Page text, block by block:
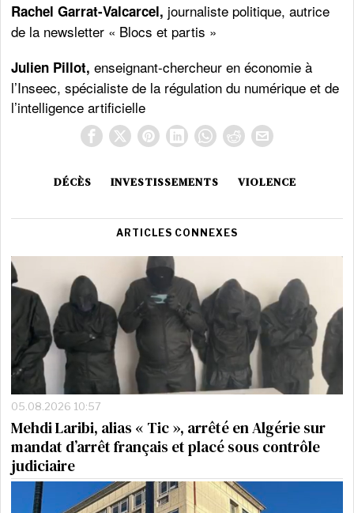
Rachel Garrat-Valcarcel, journaliste politique, autrice
de la newsletter « Blocs et partis »
Julien Pillot, enseignant-chercheur en économie à
l’Inseec, spécialiste de la régulation du numérique et de
l’intelligence artificielle
DÉCÈS INVESTISSEMENTS VIOLENCE
ARTICLES CONNEXES
05.08.2026 10:57
Mehdi Laribi, alias « Tic », arrêté en Algérie sur
mandat d’arrêt français et placé sous contrôle
judiciaire